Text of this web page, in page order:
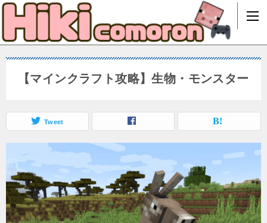
【マインクラフト攻略】生物・モンスター
Tweet